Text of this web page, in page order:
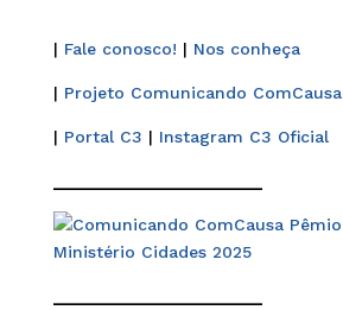
| Fale conosco! | Nos conheça
| Projeto Comunicando ComCausa
| Portal C3 | Instagram C3 Oficial